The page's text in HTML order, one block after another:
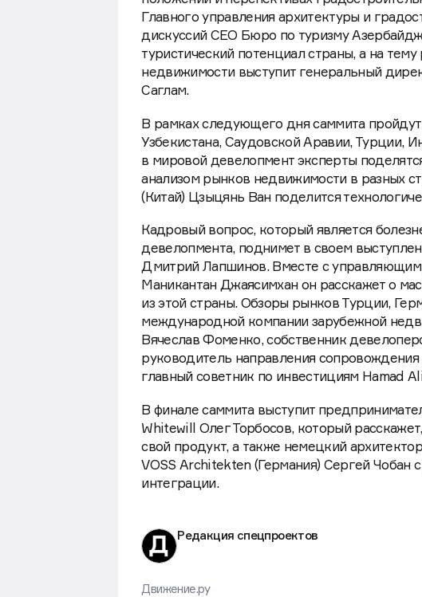
Главного управления архитектуры и
дискуссий СЕО Бюро по туризму
туристический потенциал страны, а на
недвижимости выступит генеральный
Саглам.
В рамках следующего дня саммита
Узбекистана, Саудовской Аравии, Турции,
в мировой девелопмент эксперты
анализом рынков недвижимости в разных
(Китай) Цзыцянь Ван поделится
Кадровый вопрос, который является
девелопмента, поднимет в своем
Дмитрий Лапшинов. Вместе с
Маникантан Джаясимхан он расскажет о
из этой страны. Обзоры рынков Турции,
международной компании зарубежной
Вячеслав Фоменко, собственник
руководитель направления
главный советник по инвестициям Hamad
В финале саммита выступит
Whitewill Олег Торбосов, который
свой продукт, а также немецкий
VOSS Architekten (Германия) Сергей Чобан
интеграции.
Редакция спецпроектов
Движение.ру